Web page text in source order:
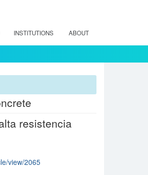
INSTITUTIONS ABOUT
resistencia
view/2065